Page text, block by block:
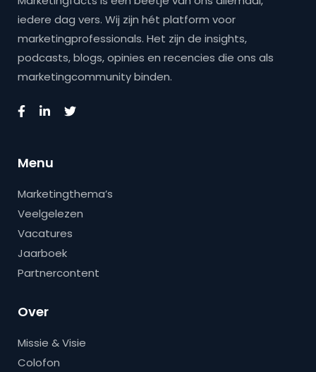
iedere dag vers. Wij zijn hét platform voor
marketingprofessionals. Het zijn de insights,
podcasts, blogs, opinies en recencies die ons als
marketingcommunity binden.
Menu
Marketingthema’s
Veelgelezen
Vacatures
Jaarboek
Partnercontent
Over
Missie & Visie
Colofon